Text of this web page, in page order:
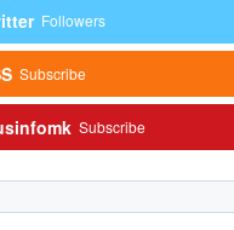
Followers
Subscribe
Subscribe